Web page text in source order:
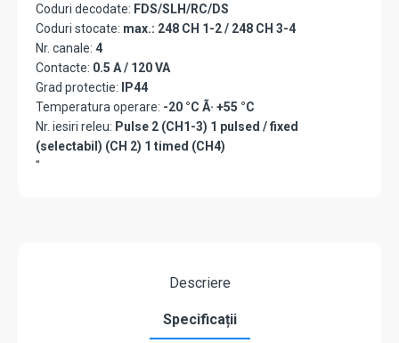
Coduri decodate: FDS/SLH/RC/DS
Coduri stocate: max.: 248 CH 1-2 / 248 CH 3-4
Nr. canale: 4
Contacte: 0.5 A / 120 VA
Grad protectie:
IP44
Temperatura operare: -20 °C Ã· +55 °C
Nr. iesiri releu: Pulse 2 (CH1-3) 1 pulsed / fixed
(selectabil) (CH 2) 1 timed (CH4)
"
Descriere
Specificații